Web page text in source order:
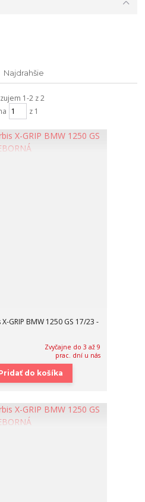
Najdrahšie
1-2 z 2
z 1
GRIP BMW 1250 GS 17/23 -
Zvyčajne do 3 až 9
prac. dní u nás
do košíka